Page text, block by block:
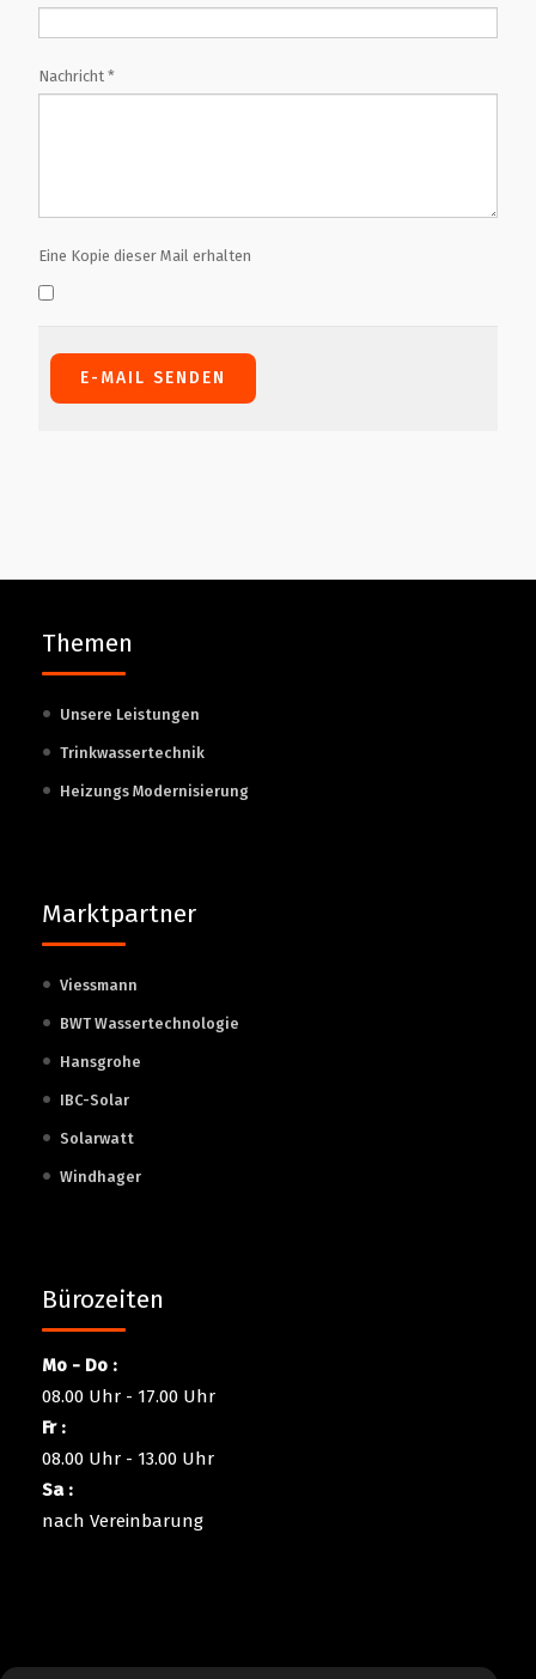
Nachricht *
Eine Kopie dieser Mail erhalten
E-MAIL SENDEN
Themen
Unsere Leistungen
Trinkwassertechnik
Heizungs Modernisierung
Marktpartner
Viessmann
BWT Wassertechnologie
Hansgrohe
IBC-Solar
Solarwatt
Windhager
Bürozeiten
Mo - Do :
08.00 Uhr - 17.00 Uhr
Fr :
08.00 Uhr - 13.00 Uhr
Sa :
nach Vereinbarung